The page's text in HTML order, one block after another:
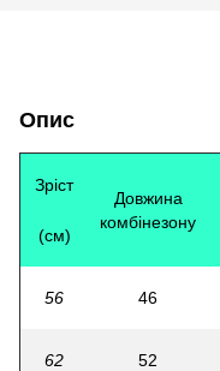
Опис
Зріст
(см)
Довжина
комбінезону
56 46
62 52